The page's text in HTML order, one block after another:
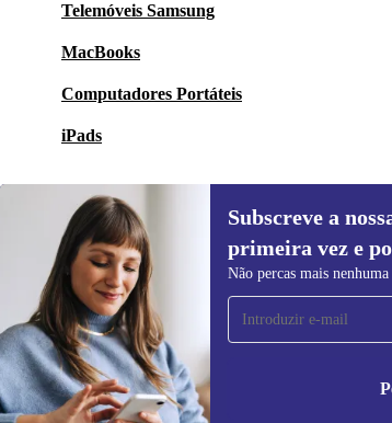
Telemóveis Samsung
MacBooks
Computadores Portáteis
iPads
Subscreve a
primeira vez e
Não percas mais
Subscreve a nossa newsletter
primeira vez e poupa 15€!
Não percas mais nenhuma oferta.